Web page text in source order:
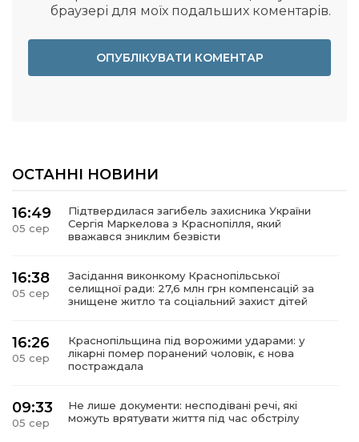
браузері для моїх подальших коментарів.
ОСТАННІ НОВИНИ
16:49
05 сер
Підтвердилася загибель захисника України
Сергія Маркелова з Краснопілля, який
вважався зниклим безвісти
16:38
05 сер
Засідання виконкому Краснопільської
селищної ради: 27,6 млн грн компенсацій за
знищене житло та соціальний захист дітей
16:26
05 сер
Краснопільщина під ворожими ударами: у
лікарні помер поранений чоловік, є нова
постраждала
09:33
05 сер
Не лише документи: несподівані речі, які
можуть врятувати життя під час обстрілу